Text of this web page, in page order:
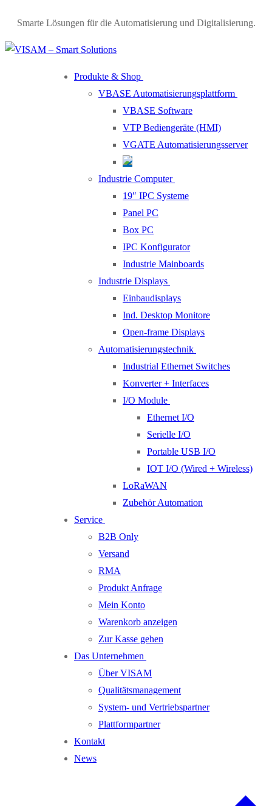
Smarte Lösungen für die Automatisierung und Digitalisierung.
Produkte & Shop
VBASE Automatisierungsplattform
VBASE Software
VTP Bediengeräte (HMI)
VGATE Automatisierungsserver
Industrie Computer
19″ IPC Systeme
Panel PC
Box PC
IPC Konfigurator
Industrie Mainboards
Industrie Displays
Einbaudisplays
Ind. Desktop Monitore
Open-frame Displays
Automatisierungstechnik
Industrial Ethernet Switches
Konverter + Interfaces
I/O Module
Ethernet I/O
Serielle I/O
Portable USB I/O
IOT I/O (Wired + Wireless)
LoRaWAN
Zubehör Automation
Service
B2B Only
Versand
RMA
Produkt Anfrage
Mein Konto
Warenkorb anzeigen
Zur Kasse gehen
Das Unternehmen
Über VISAM
Qualitätsmanagement
System- und Vertriebspartner
Plattformpartner
Kontakt
News